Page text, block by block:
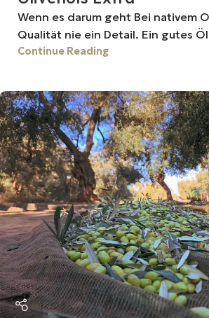
Wenn es darum geht Bei nativem
Qualität nie ein Detail. Ein gutes
Continue Reading